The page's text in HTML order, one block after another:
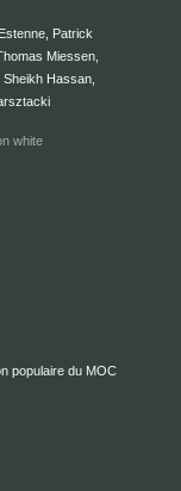
Patrick
Miessen,
Hassan,
populaire du MOC